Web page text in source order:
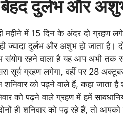
दुर्लभ और
महीने में 15 दिन के अंदर दो ग्रहण
ज्यादा दुर्लभ और अशुभ हो जाता है।
संयोग रहने वाला है यह आप अभी
सूर्य ग्रहण लगेगा, वहीं पर 28
शनिवार को पढ़ने वाले हैं, कहा जाता है
को पढ़ने वाले ग्रहण में हमें
ही शनिवार को पढ़ रहे हैं, तो आपको